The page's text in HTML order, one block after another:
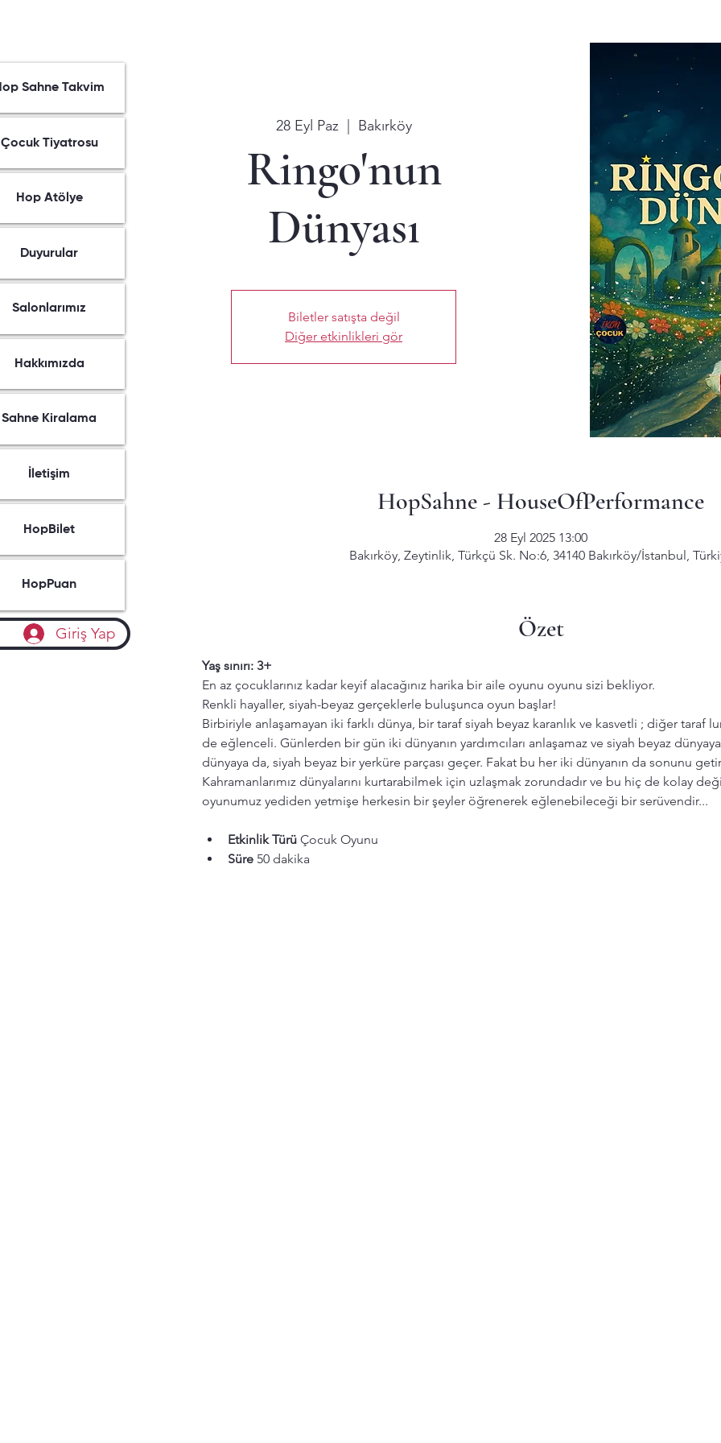
28 Eyl Paz
  |
Bakırköy
Ringo'nun
Dünyası
Biletler satışta değil
Diğer etkinlikleri gör
HopSahne - HouseOfPerformance
28 Eyl 2025 13:00
Bakırköy, Zeytinlik, Türkçü Sk. No:6, 34140 Bakırköy/İstanbul,
Özet
Yaş sınırı: 3+
En az çocuklarınız kadar keyif alacağınız harika bir aile oyunu oyunu sizi bekliyor.
Renkli hayaller, siyah-beyaz gerçeklerle buluşunca oyun başlar!
Birbiriyle anlaşamayan iki farklı dünya, bir taraf siyah beyaz karanlık ve kasvetli ; diğer
de eğlenceli. Günlerden bir gün iki dünyanın yardımcıları anlaşamaz ve siyah beyaz
dünyaya da, siyah beyaz bir yerküre parçası geçer. Fakat bu her iki dünyanın da sonunu
Kahramanlarımız dünyalarını kurtarabilmek için uzlaşmak zorundadır ve bu hiç de kolay
oyunumuz yediden yetmişe herkesin bir şeyler öğrenerek eğlenebileceği bir serüvendir...
Etkinlik Türü Çocuk Oyunu
Süre 50 dakika
Sahne Takvim
Çocuk Tiyatrosu
Hop Atölye
Duyurular
Salonlarımız
Hakkımızda
Sahne Kiralama
İletişim
HopBilet
HopPuan
Giriş Yap